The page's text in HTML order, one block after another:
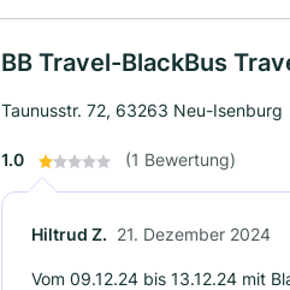
BB Travel-BlackBus
Taunusstr. 72, 63263 Neu-Isenburg
1.0 (1 Bewertung)
Hiltrud Z. 21. Dezember 2024
Vom 09.12.24 bis 13.12.24 mit